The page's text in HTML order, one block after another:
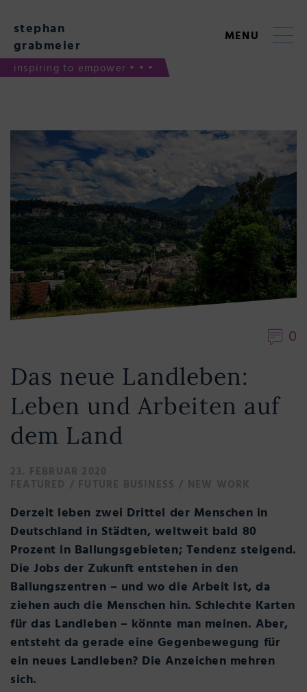
content
stephan
grabmeier
inspiring to empower • • •
MENU
0
Das neue Landleben:
Leben und Arbeiten auf
dem Land
23. FEBRUAR 2020
FEATURED / FUTURE BUSINESS / NEW WORK
Derzeit leben zwei Drittel der Menschen in
Deutschland in Städten, weltweit bald 80
Prozent in Ballungsgebieten; Tendenz steigend.
Die Jobs der Zukunft entstehen in den
Ballungszentren – und wo die Arbeit ist, da
ziehen auch die Menschen hin. Schlechte Karten
für das Landleben – könnte man meinen. Aber,
entsteht da gerade eine Gegenbewegung für
ein neues Landleben? Die Anzeichen mehren
sich.